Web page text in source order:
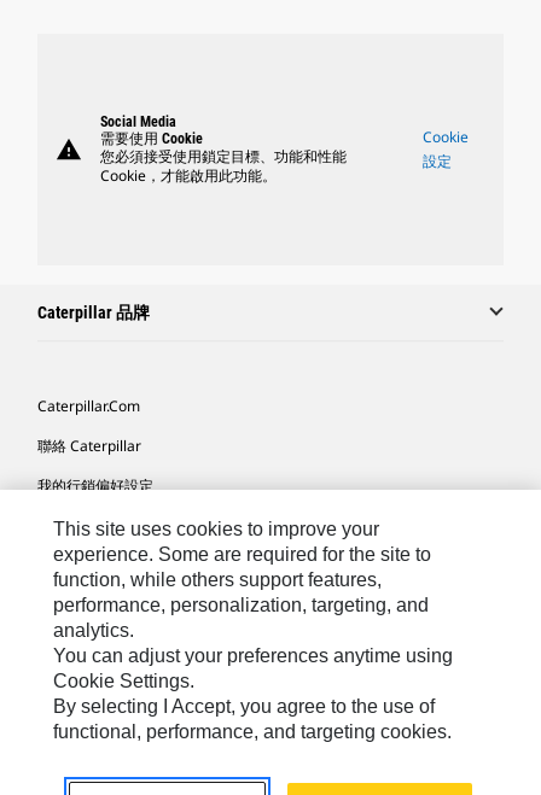
warning
Social Media
需要使用 Cookie
您必須接受使用鎖定目標、功能和性能
Cookie，才能啟用此功能。
Cookie
設定
Caterpillar 品牌
Caterpillar.com
聯絡 Caterpillar
我的行銷偏好設定
網站地圖
Cookie Settings
法律
隱私權
關於 Cat
TW - Chinese© 2026 Caterpillar. All Rights Reserved.
This site uses cookies to improve your
experience. Some are required for the site to
function, while others support features,
performance, personalization, targeting, and
analytics.
You can adjust your preferences anytime using
Cookie Settings.
By selecting I Accept, you agree to the use of
functional, performance, and targeting cookies.